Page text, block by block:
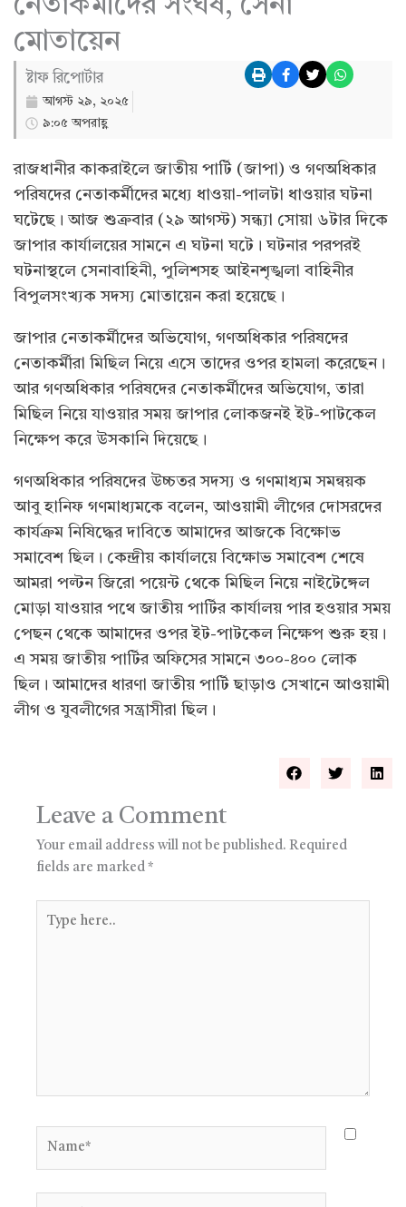
নেতাকর্মীদের সংঘর্ষ, সেনা
মোতায়েন
ষ্টাফ রিপোর্টার
আগস্ট ২৯, ২০২৫
৯:০৫ অপরাহ্ণ
রাজধানীর কাকরাইলে জাতীয় পার্টি (জাপা) ও গণঅধিকার
পরিষদের নেতাকর্মীদের মধ্যে ধাওয়া-পালটা ধাওয়ার ঘটনা
ঘটেছে। আজ শুক্রবার (২৯ আগস্ট) সন্ধ্যা সোয়া ৬টার দিকে
জাপার কার্যালয়ের সামনে এ ঘটনা ঘটে। ঘটনার পরপরই
ঘটনাস্থলে সেনাবাহিনী, পুলিশসহ আইনশৃঙ্খলা বাহিনীর
বিপুলসংখ্যক সদস্য মোতায়েন করা হয়েছে।
জাপার নেতাকর্মীদের অভিযোগ, গণঅধিকার পরিষদের
নেতাকর্মীরা মিছিল নিয়ে এসে তাদের ওপর হামলা করেছেন।
আর গণঅধিকার পরিষদের নেতাকর্মীদের অভিযোগ, তারা
মিছিল নিয়ে যাওয়ার সময় জাপার লোকজনই ইট-পাটকেল
নিক্ষেপ করে উসকানি দিয়েছে।
গণঅধিকার পরিষদের উচ্চতর সদস্য ও গণমাধ্যম সমন্বয়ক
আবু হানিফ গণমাধ্যমকে বলেন, আওয়ামী লীগের দোসরদের
কার্যক্রম নিষিদ্ধের দাবিতে আমাদের আজকে বিক্ষোভ
সমাবেশ ছিল। কেন্দ্রীয় কার্যালয়ে বিক্ষোভ সমাবেশ শেষে
আমরা পল্টন জিরো পয়েন্ট থেকে মিছিল নিয়ে নাইটেঙ্গেল
মোড়া যাওয়ার পথে জাতীয় পার্টির কার্যালয় পার হওয়ার সময়
পেছন থেকে আমাদের ওপর ইট-পাটকেল নিক্ষেপ শুরু হয়।
এ সময় জাতীয় পার্টির অফিসের সামনে ৩০০-৪০০ লোক
ছিল। আমাদের ধারণা জাতীয় পার্টি ছাড়াও সেখানে আওয়ামী
লীগ ও যুবলীগের সন্ত্রাসীরা ছিল।
Leave a Comment
Your email address will not be published. Required
fields are marked *
here..